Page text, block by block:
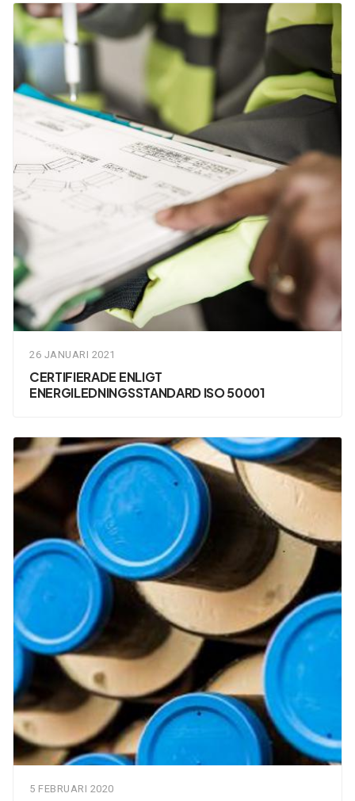
26 JANUARI 2021
CERTIFIERADE ENLIGT
ENERGILEDNINGSSTANDARD ISO 50001
5 FEBRUARI 2020